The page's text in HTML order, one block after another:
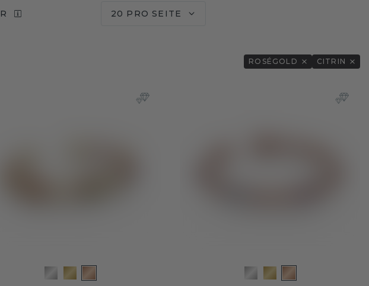
20 PRO SEITE
ROSÉGOLD CITRIN